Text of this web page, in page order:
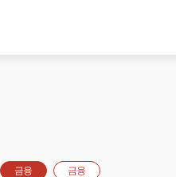
금융 금융